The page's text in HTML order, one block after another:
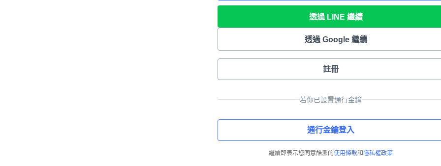
透過 LINE 繼續
透過 Google 繼續
註冊
若你已設置通行金鑰
通行金鑰登入
繼續即表示您同意酷澎的使用條款和 隱私權政策